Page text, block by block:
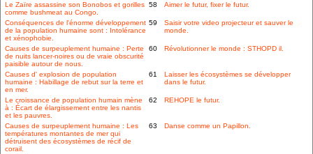
Le Zaïre assassine son Bonobos et gorilles
comme bushmeat au Congo.
58 Aimer le futur, fixer le futur.
Conséquences de l'énorme développement
de la population humaine sont : Intolérance
et xénophobie.
59
Saisir votre video projecteur et sauver le
monde.
Causes de surpeuplement humaine : Perte
de nuits lancer-noires ou de vraie obscurité
paisible autour de nous.
60 Révolutionner le monde : STHOPD il.
Causes d' explosion de population
humaine : Habillage de rebut sur la terre et
en mer.
61
Laisser les écosystèmes se développer
dans le futur.
Le croissance de population humain mène
à : Écart de élargissement entre les nantis
et les pauvres.
62 REHOPE le futur.
Causes de surpeuplement humaine : Les
températures montantes de mer qui
détruisent des écosystèmes de récif de
corail.
63 Danse comme un Papillon.